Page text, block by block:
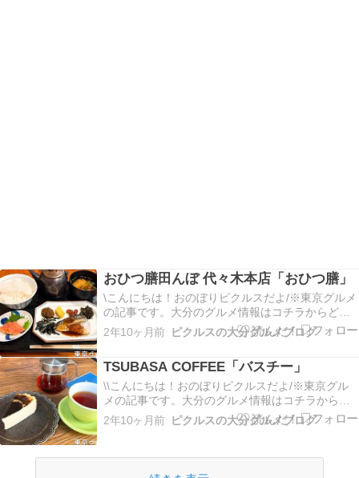
おひつ膳田んぼ 代々木本店「おひつ膳」
\こんにちは！おのぼりピクルスだよ/※東京グルメ
の記事です。大分のグルメ情報はコチラからどう
ぞ今回は東京でおいしいお米が食べたくなったと
きにオススメのお店を紹介するよ！行ったのは
にも表参道や三軒茶屋にもあるみたい。「外観」
代々木駅から徒…
2年10ヶ月前 ピクルスの大分グルメブログ
TSUBASA COFFEE「バスチー」
\\こんにちは！おのぼりピクルスだよ/※東京グル
メの記事です。大分のグルメ情報はコチラからど
うぞ今回は新宿にあるスイーツのおいしいカフェ
「TSUBASA COFFEE」さんに行ってきたよ！場
駅からは歩いて約15分ぐらいかなぁ。「外観」
2年10ヶ月前 ピクルスの大分グルメブログ